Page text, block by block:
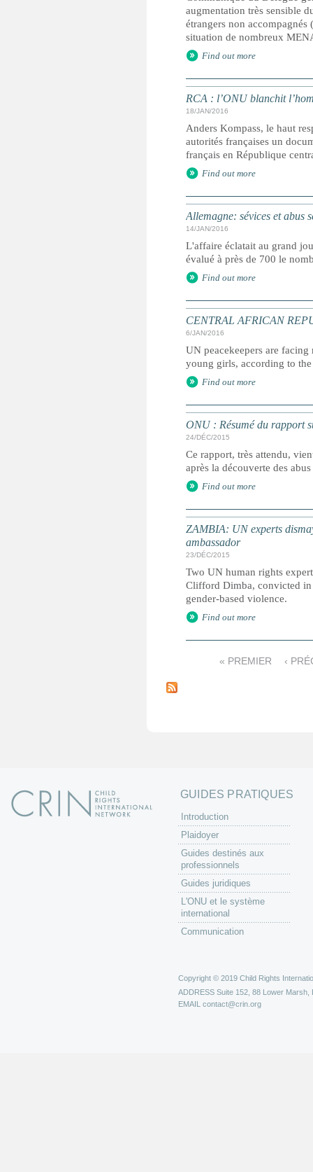
augmentation très sensible
étrangers non
situation de nombreux
Find out more
RCA : l’ONU blanchit
18/JAN/2016
Anders Kompass, le haut
autorités françaises un
français en République
Find out more
Allemagne: sévices et abus
14/JAN/2016
L'affaire éclatait au grand
évalué à près de 700 le
Find out more
CENTRAL AFRICAN
6/JAN/2016
UN peacekeepers are
young girls, according to
Find out more
ONU : Résumé du rapport
24/DÉC/2015
Ce rapport, très attendu,
après la découverte des
Find out more
ZAMBIA: UN experts
ambassador
23/DÉC/2015
Two UN human rights
Clifford Dimba, convicted in
gender-based violence.
Find out more
a
« PREMIER ‹
GUIDES PRATIQUES
Introduction
Plaidoyer
Guides destinés aux
professionnels
Guides juridiques
L'ONU et le système
international
Communication
Copyright © 2019 Child Rights
ADDRESS Suite 152, 88 Lower Marsh,
EMAIL contact@crin.org